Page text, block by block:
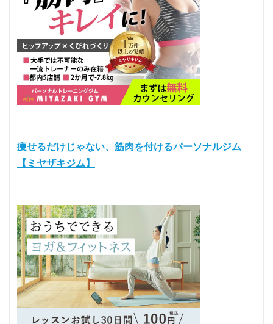
痩せるだけじゃない、筋肉を付けるパーソナルジム
【ミヤザキジム】